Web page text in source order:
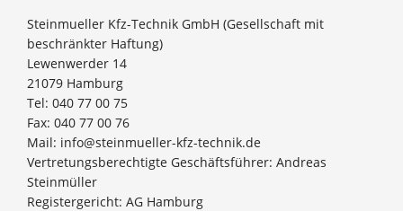
Steinmueller Kfz-Technik GmbH (Gesellschaft mit
beschränkter Haftung)
Lewenwerder 14
21079 Hamburg
Tel: 040 77 00 75
Fax: 040 77 00 76
Mail: info@steinmueller-kfz-technik.de
Vertretungsberechtigte Geschäftsführer: Andreas
Steinmüller
Registergericht: AG Hamburg